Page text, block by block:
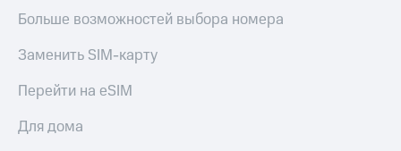
Больше возможностей выбора номера
Заменить SIM-карту
Перейти на eSIM
Для дома